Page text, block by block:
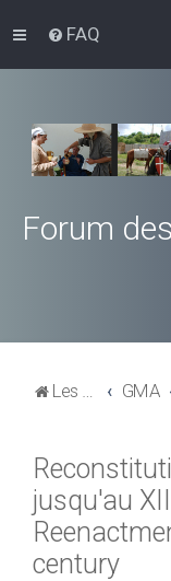
FAQ
Forum
Les Guerriers du Moyen-Age GMA
jusqu'au
century